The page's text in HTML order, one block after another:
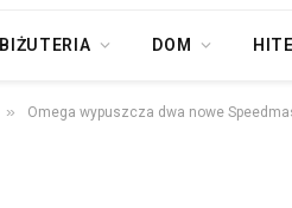
BIŻUTERIA DOM
» Omega wypuszcza dwa nowe